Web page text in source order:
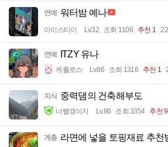
연예 워터밤 예나
아이스티이 Lv.32 조회 1106 추천 1
연예 ITZY 유나
케를로스 Lv.86 조회 1316 추천 1
지식 중력댐의 건축해부도
너빨갱이지 Lv.86 조회 3354 추천 9
계층 라면에 넣을 토핑재료 추천